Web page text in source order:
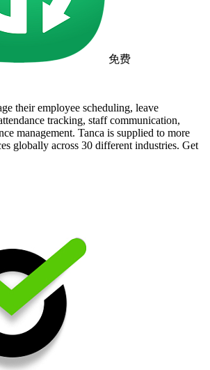
免费
their employee scheduling, leave
tracking, staff communication,
management. Tanca is supplied to more
globally across 30 different industries. Get